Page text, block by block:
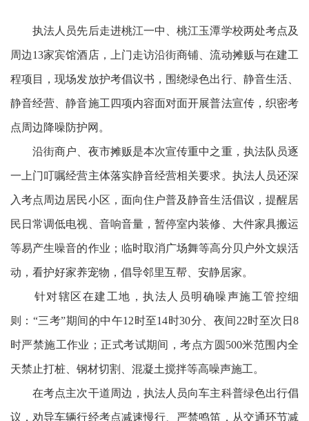
执法人员先后走进桃江一中、桃江玉潭学校两处考点及
周边13家宾馆酒店，上门走访沿街商铺、流动摊贩与在建工
程项目，现场发放护考倡议书，围绕绿色出行、静音生活、
静音经营、静音施工四项内容面对面开展普法宣传，织密考
点周边降噪防护网。
沿街商户、夜市摊贩是本次宣传重中之重，执法队员逐
一上门叮嘱经营主体落实静音经营相关要求。执法人员还深
入考点周边居民小区，面向住户普及静音生活倡议，提醒居
民日常调低电视、音响音量，暂停室内装修、大件家具搬运
等易产生噪音的作业；临时取消广场舞等高分贝户外文娱活
动，看护好家养宠物，倡导邻里互帮、安静居家。
针对辖区在建工地，执法人员明确噪声施工管控细
则：“三考”期间的中午12时至14时30分、夜间22时至次日8
时严禁施工作业；正式考试期间，考点方圆500米范围内全
天禁止打桩、钢材切割、混凝土搅拌等高噪声施工。
在考点主次干道周边，执法人员向车主科普绿色出行倡
议，劝导车辆行经考点减速慢行、严禁鸣笛，从交通环节减